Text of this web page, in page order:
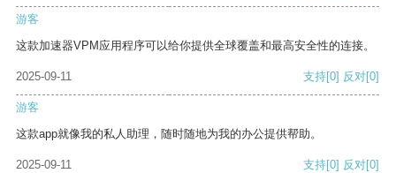
游客
这款加速器VPM应用程序可以给你提供全球覆盖和最高安全性的连接。
2025-09-11 支持[0] 反对[0]
游客
这款app就像我的私人助理，随时随地为我的办公提供帮助。
2025-09-11 支持[0] 反对[0]